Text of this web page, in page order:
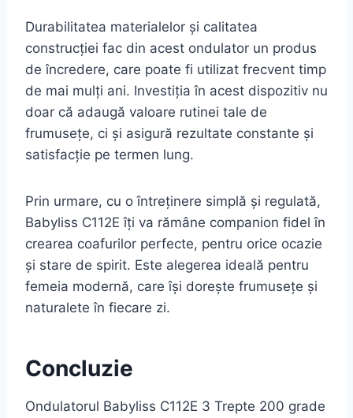
Durabilitatea materialelor și calitatea
construcției fac din acest ondulator un produs
de încredere, care poate fi utilizat frecvent timp
de mai mulți ani. Investiția în acest dispozitiv nu
doar că adaugă valoare rutinei tale de
frumusețe, ci și asigură rezultate constante și
satisfacție pe termen lung.
Prin urmare, cu o întreținere simplă și regulată,
Babyliss C112E îți va rămâne companion fidel în
crearea coafurilor perfecte, pentru orice ocazie
și stare de spirit. Este alegerea ideală pentru
femeia modernă, care își dorește frumusețe și
naturalete în fiecare zi.
Concluzie
Ondulatorul Babyliss C112E 3 Trepte 200 grade